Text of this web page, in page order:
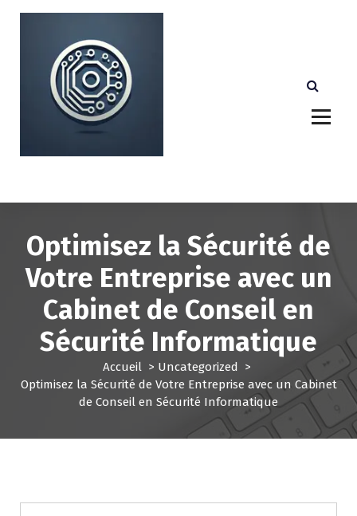
e
Optimisez la Sécurité de
Votre Entreprise avec un
Cabinet de Conseil en
Sécurité Informatique
Accueil > Uncategorized >
Optimisez la Sécurité de Votre Entreprise avec un Cabinet
de Conseil en Sécurité Informatique